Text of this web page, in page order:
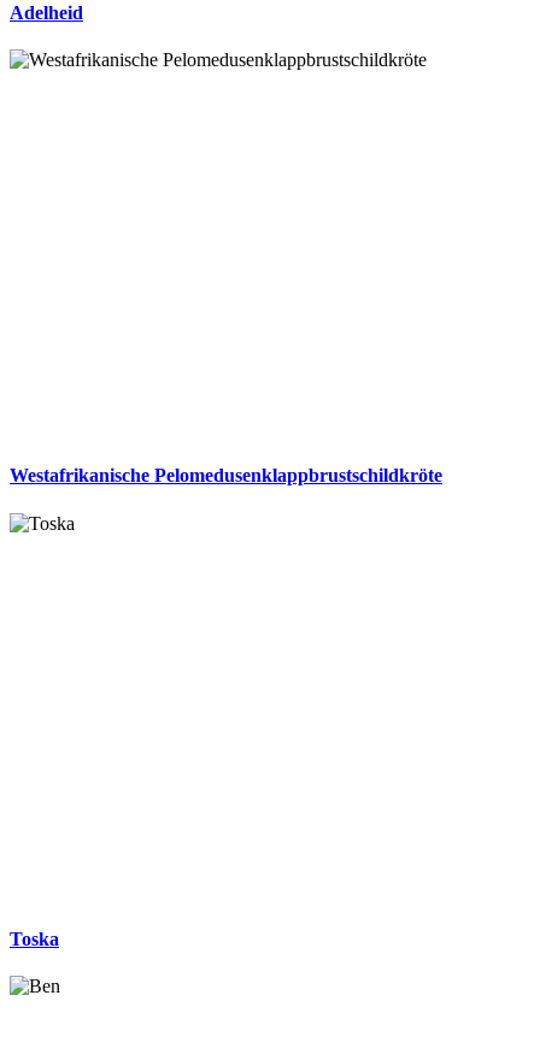
Adelheid
Westafrikanische Pelomedusenklappbrustschildkröte
Toska